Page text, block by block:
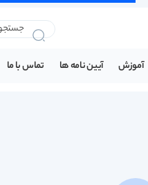
آموزش آیین نامه ها تماس با ما